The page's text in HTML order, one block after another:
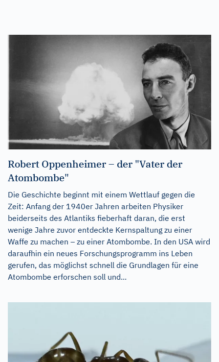
Robert Oppenheimer – der "Vater der
Atombombe"
Die Geschichte beginnt mit einem Wettlauf gegen die
Zeit: Anfang der 1940er Jahren arbeiten Physiker
beiderseits des Atlantiks fieberhaft daran, die erst
wenige Jahre zuvor entdeckte Kernspaltung zu einer
Waffe zu machen – zu einer Atombombe. In den USA wird
daraufhin ein neues Forschungsprogramm ins Leben
gerufen, das möglichst schnell die Grundlagen für eine
Atombombe erforschen soll und...